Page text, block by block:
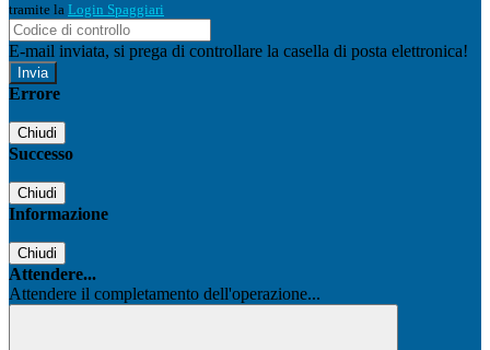
tramite la Login Spaggiari
E-mail inviata, si prega di controllare la casella di posta elettronica!
Errore
Chiudi
Successo
Chiudi
Informazione
Chiudi
Attendere...
Attendere il completamento dell'operazione...